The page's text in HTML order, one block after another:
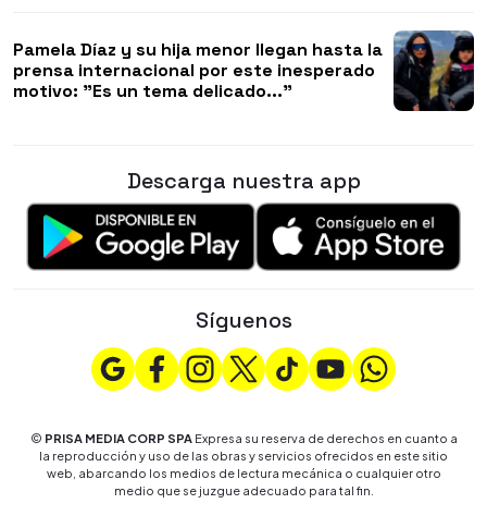
Pamela Díaz y su hija menor llegan hasta la
prensa internacional por este inesperado
motivo: "Es un tema delicado..."
Descarga nuestra app
Síguenos
© PRISA MEDIA CORP SPAExpresa su reserva de derechos en cuanto a
la reproducción y uso de las obras y servicios ofrecidos en este sitio
web, abarcando los medios de lectura mecánica o cualquier otro
medio que se juzgue adecuado para tal fin.